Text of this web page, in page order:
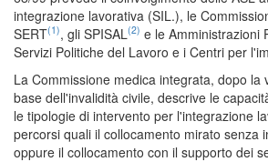
integrazione lavorativa (SIL.), le
SERT(1), gli SPISAL(2) e le Amministrazioni
Servizi Politiche del Lavoro e i Centri per
La Commissione medica integrata, dopo la
base dell'invalidità civile, descrive le
le tipologie di intervento per l'integrazione
percorsi quali il collocamento mirato senza
oppure il collocamento con il supporto dei